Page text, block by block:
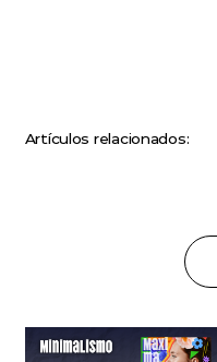
Artículos relacionados: